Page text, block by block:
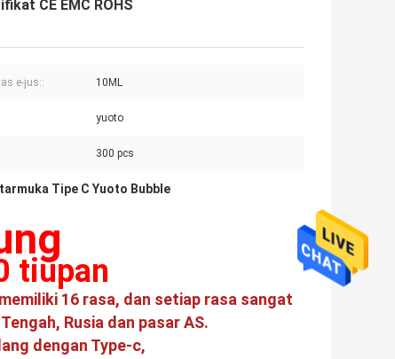
CE EMC ROHS
e-jus:: 10ML
yuoto
300 pcs
Tipe C Yuoto Bubble
tiupan
16 rasa, dan setiap rasa sangat
Rusia dan pasar AS.
dengan Type-c,